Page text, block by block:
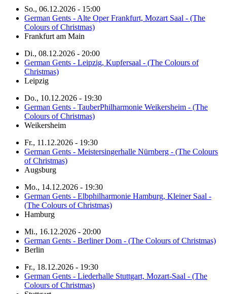
So., 06.12.2026 - 15:00
German Gents - Alte Oper Frankfurt, Mozart Saal - (The
Colours of Christmas)
Frankfurt am Main
Di., 08.12.2026 - 20:00
German Gents - Leipzig, Kupfersaal - (The Colours of
Christmas)
Leipzig
Do., 10.12.2026 - 19:30
German Gents - TauberPhilharmonie Weikersheim - (The
Colours of Christmas)
Weikersheim
Fr., 11.12.2026 - 19:30
German Gents - Meistersingerhalle Nürnberg - (The Colours
of Christmas)
Augsburg
Mo., 14.12.2026 - 19:30
German Gents - Elbphilharmonie Hamburg, Kleiner Saal -
(The Colours of Christmas)
Hamburg
Mi., 16.12.2026 - 20:00
German Gents - Berliner Dom - (The Colours of Christmas)
Berlin
Fr., 18.12.2026 - 19:30
German Gents - Liederhalle Stuttgart, Mozart-Saal - (The
Colours of Christmas)